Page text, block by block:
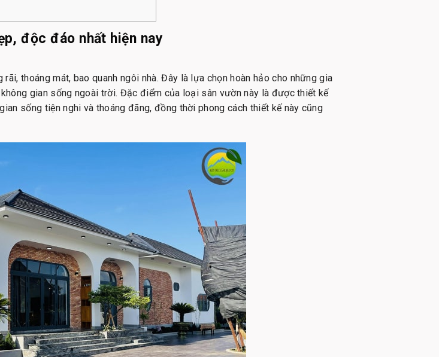
độc đáo nhất hiện nay
thoáng mát, bao quanh ngôi nhà. Đây là lựa chọn hoàn hảo cho những gia
gian sống ngoài trời. Đặc điểm của loại sân vườn này là được thiết kế
sống tiện nghi và thoáng đãng, đồng thời phong cách thiết kế này cũng